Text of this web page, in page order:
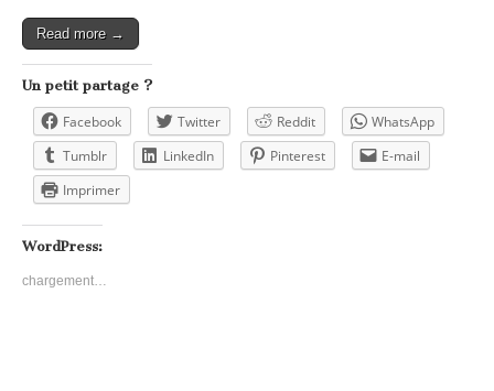
Read more →
Un petit partage ?
Facebook Twitter Reddit
WhatsApp
Tumblr
LinkedIn Pinterest
E-mail
Imprimer
WordPress:
chargement…